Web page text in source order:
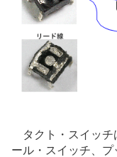
タクト・スイッチ
ール・スイッチ、